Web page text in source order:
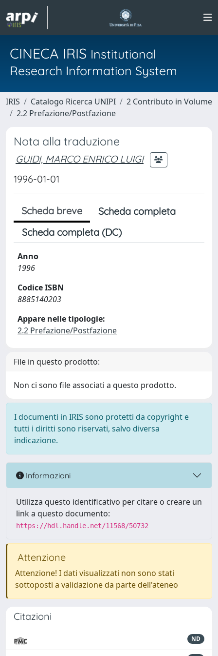
CINECA IRIS Institutional
Research Information System
IRIS Catalogo Ricerca UNIPI
2 Contributo in Volume
2.2 Prefazione/Postfazione
Nota alla traduzione
GUIDI, MARCO ENRICO LUIGI
1996-01-01
Scheda breve
Scheda completa
Scheda completa (DC)
Anno
1996
Codice ISBN
8885140203
Appare nelle tipologie:
2.2 Prefazione/Postfazione
File in questo prodotto:
Non ci sono file associati a questo prodotto.
I documenti in IRIS sono protetti da copyright e
tutti i diritti sono riservati, salvo diversa
indicazione.
Informazioni
Utilizza questo identificativo per citare o creare un
link a questo documento:
https://hdl.handle.net/11568/50732
Attenzione
Attenzione! I dati visualizzati non sono stati
sottoposti a validazione da parte dell'ateneo
Citazioni
ND